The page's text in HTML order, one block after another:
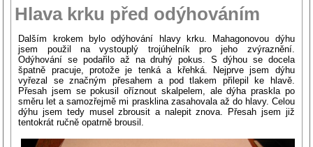
Hlava krku před odýhováním
Dalším krokem bylo odýhování hlavy krku. Mahagonovou dýhu
jsem použil na vystouplý trojúhelník pro jeho zvýraznění.
Odýhování se podařilo až na druhý pokus. S dýhou se docela
špatně pracuje, protože je tenká a křehká. Nejprve jsem dýhu
vyřezal se značným přesahem a pod tlakem přilepil ke hlavě.
Přesah jsem se pokusil oříznout skalpelem, ale dýha praskla po
směru let a samozřejmě mi prasklina zasahovala až do hlavy. Celou
dýhu jsem tedy musel zbrousit a nalepit znova. Přesah jsem již
tentokrát ručně opatrně brousil.